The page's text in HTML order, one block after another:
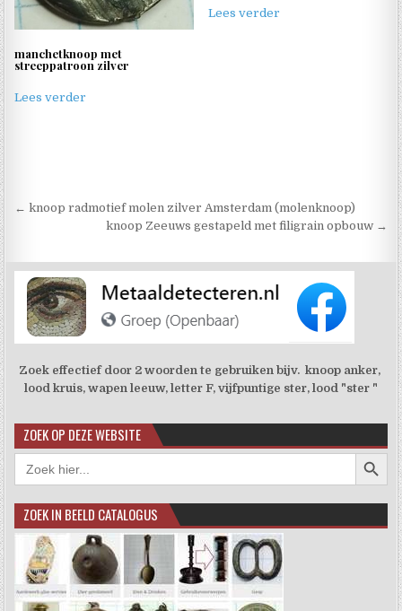
manchetknoop met
streeppatroon zilver
Lees verder
Lees verder
Berichtnavigatie
← knoop radmotief molen zilver Amsterdam (molenknoop)
knoop Zeeuws gestapeld met filigrain opbouw →
Zoek effectief door 2 woorden te gebruiken bijv. knoop anker,
lood kruis, wapen leeuw, letter F, vijfpuntige ster, lood "ster "
ZOEK OP DEZE WEBSITE
Zoek
naar:
ZOEK IN BEELD CATALOGUS